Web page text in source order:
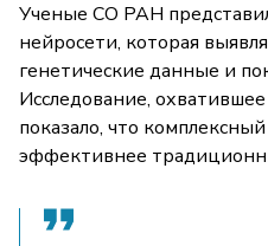
Ученые СО РАН
нейросети, которая
генетические данные и
Исследование,
показало, что
эффективнее